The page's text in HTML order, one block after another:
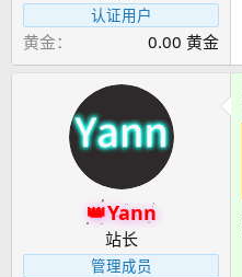
认证用户
黄金 0.00 黄金
Yann
站长
管理成员